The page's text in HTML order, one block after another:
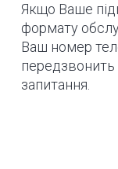
Якщо Ваше
формату
Ваш номер
передзвонить
запитання.